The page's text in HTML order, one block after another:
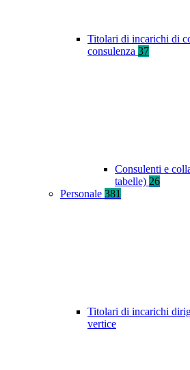
Titolari di incarichi di
consulenza 37
Consulenti e
tabelle) 26
Personale 381
Titolari di incarichi
vertice